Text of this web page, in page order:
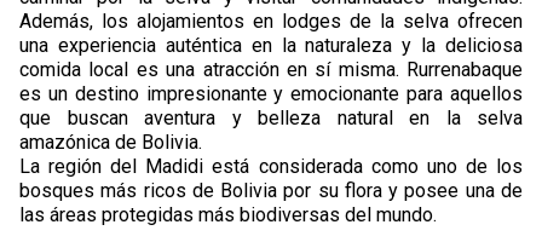
Además, los alojamientos en lodges de la selva ofrecen
una experiencia auténtica en la naturaleza y la deliciosa
comida local es una atracción en sí misma. Rurrenabaque
es un destino impresionante y emocionante para aquellos
que buscan aventura y belleza natural en la selva
amazónica de Bolivia.
La región del Madidi está considerada como uno de los
bosques más ricos de Bolivia por su flora y posee una de
las áreas protegidas más biodiversas del mundo.